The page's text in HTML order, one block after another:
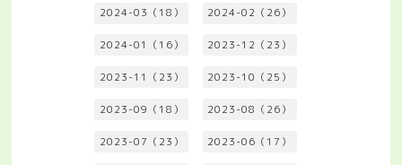
2024-03（18） 2024-02（26）
2024-01（16） 2023-12（23）
2023-11（23） 2023-10（25）
2023-09（18） 2023-08（26）
2023-07（23） 2023-06（17）